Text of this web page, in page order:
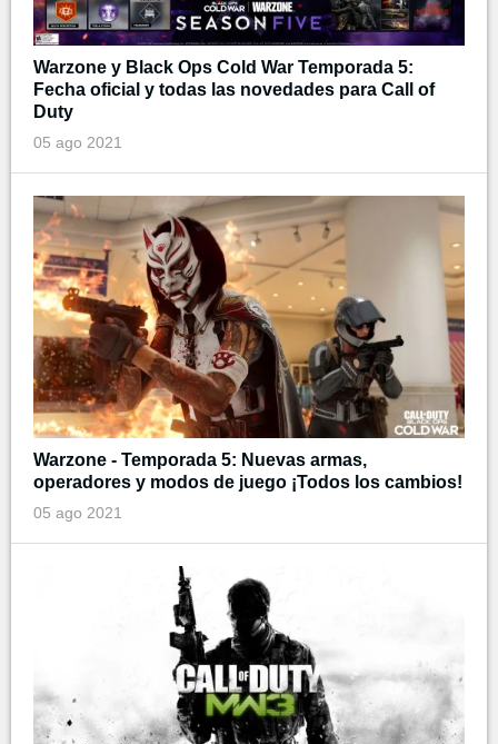
Warzone y Black Ops Cold War Temporada 5:
Fecha oficial y todas las novedades para Call of
Duty
05 ago 2021
Warzone - Temporada 5: Nuevas armas,
operadores y modos de juego ¡Todos los cambios!
05 ago 2021